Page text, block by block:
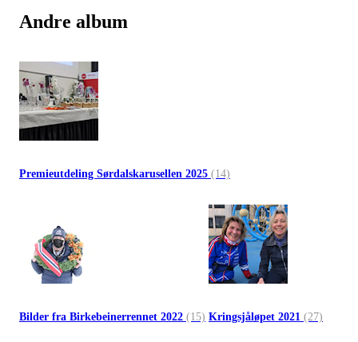
Andre album
Premieutdeling Sørdalskarusellen 2025 (14)
Bilder fra Birkebeinerrennet 2022 (15) Kringsjåløpet 2021 (27)